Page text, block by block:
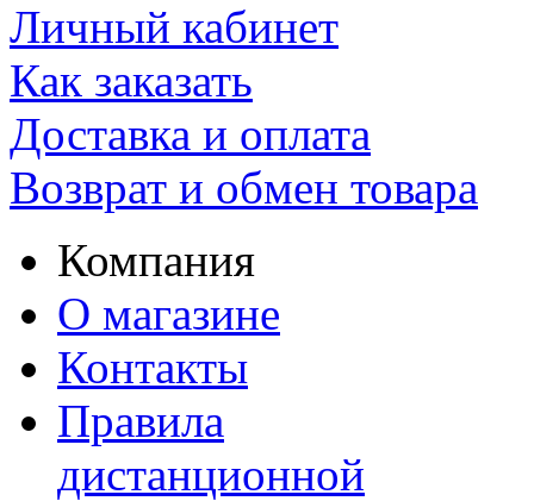
Личный кабинет
Как заказать
Доставка и оплата
Возврат и обмен товара
Компания
О магазине
Контакты
Правила
дистанционной